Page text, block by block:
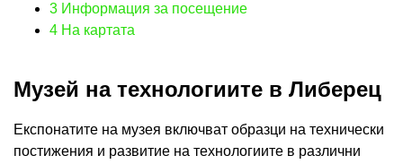
3 Информация за посещение
4 На картата
Музей на технологиите в Либерец
Експонатите на музея включват образци на технически
постижения и развитие на технологиите в различни